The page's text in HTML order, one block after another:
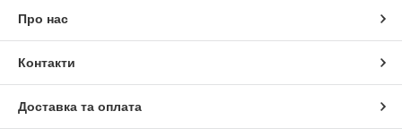
Про нас
Контакти
Доставка та оплата